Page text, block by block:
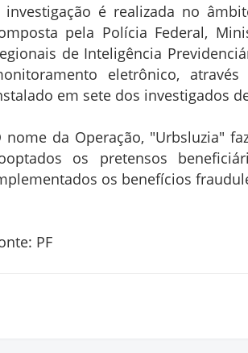
investigação é realizada no
pela Polícia Federal,
de Inteligência
eletrônico,
em sete dos investigados
nome da Operação, "Urbsluzia"
os pretensos
os benefícios
PF